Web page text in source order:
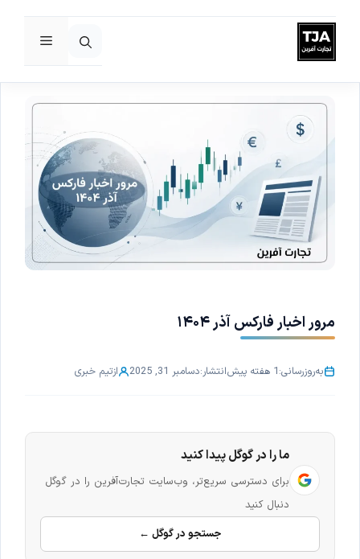
پرش
به
فهرست
مرور اخبار فارکس آذر ۱۴۰۴
به‌روزرسانی:1 هفته پیش انتشار:دسامبر 31, 2025 ازتیم خبری
ما را در گوگل پیدا کنید
برای دسترسی سریع‌تر، وب‌سایت تجارت‌آفرین را در گوگل
دنبال کنید
جستجو در گوگل ←